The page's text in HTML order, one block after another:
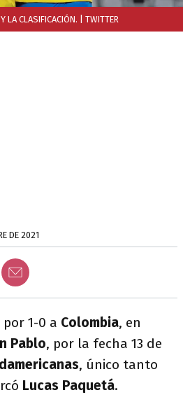
LA CLASIFICACIÓN. | TWITTER
DE 2021
1-0 a Colombia, en
Pablo, por la fecha 13 de
, único tanto
Lucas Paquetá.